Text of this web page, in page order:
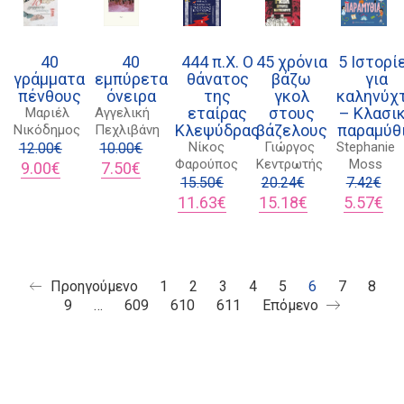
40
γράμματα
πένθους
Μαριέλ
Νικόδημος
12.00€
Original
price
9.00€Η
τρέχουσα
40
εμπύρετα
όνειρα
Αγγελική
Πεχλιβάνη
10.00€
Original
price
7.50€
τρέχουσα
444 π.Χ. Ο
θάνατος
της
εταίρας
Κλεψύδρας
Νίκος
Φαρούπος
15.50€
Original
price
11.63€Η
τρέχουσα
45 χρόνια
βάζω
γκολ
στους
βάζελους
Γιώργος
Κεντρωτής
20.24€
Original
price
15.18€Η
τρέχουσα
5
για
–
Stephanie
Moss
7.42€
Original
price
5.57€
Προηγούμενο 1 2 3 4 5 6 7
8
9
… 609 610 611 Επόμενο
Διδότου 34, Αθήνα 106 80
21 1750 8340
kombrai.bs@gmail.com
Πολιτική προστασίας δεδομένων
Όροι χρήσης